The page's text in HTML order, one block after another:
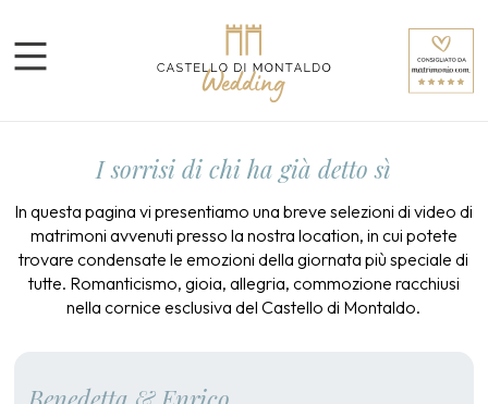
I sorrisi di chi ha già detto sì
In questa pagina vi presentiamo una breve selezioni di video di
matrimoni avvenuti presso la nostra location, in cui potete
trovare condensate le emozioni della giornata più speciale di
tutte. Romanticismo, gioia, allegria, commozione racchiusi
nella cornice esclusiva del Castello di Montaldo.